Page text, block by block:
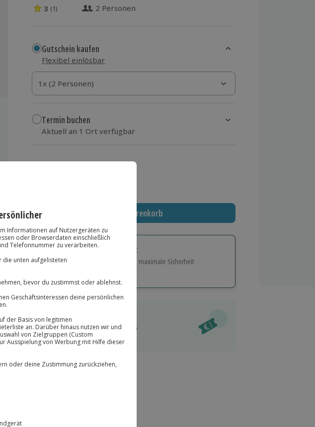
3 Sterne von 5 aus 1 Bewertungen
3 (1) 2 Personen
Gutschein kaufen
Flexibel einlösbar
1x (2 Personen)
1x (2 Personen)
1x (2 Personen)
Termin buchen
Aktuell an 1 Ort verfügbar
504,90 €
In den Warenkorb
Immer das richtige Geschenk:
Große Auswahl, volle Flexibilität und maximale Sicherheit
Große Auswahl
Über 9.000 Erlebnisse.
Jeder Gutschein für alle Erlebnisse einlösbar.
Maximale Sicherheit
10 Jahre gültig & verlängerbar.
-15%* Club Deal verfügbar
Direktabzug im Warenkorb
Melde dich hier an